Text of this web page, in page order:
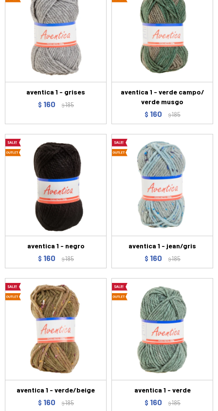
aventica 1 - grises
$ 160 $185
aventica 1 - verde campo/
verde musgo
$ 160 $185
aventica 1 - negro
$ 160 $185
aventica 1 - jean/gris
$ 160 $185
aventica 1 - verde/beige
$ 160 $185
aventica 1 - verde
$ 160 $185